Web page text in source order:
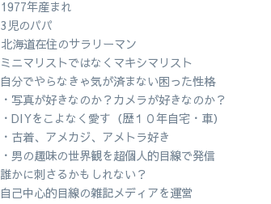
1977年産まれ
3児のパパ
北海道在住のサラリーマン
ミニマリストではなくマキシマリスト
自分でやらなきゃ気が済まない困った性格
・写真が好きなのか？カメラが好きなのか？
・DIYをこよなく愛す（歴１０年自宅・車）
・古着、アメカジ、アメトラ好き
・男の趣味の世界観を超個人的目線で発信
誰かに刺さるかもしれない？
自己中心的目線の雑記メディアを運営